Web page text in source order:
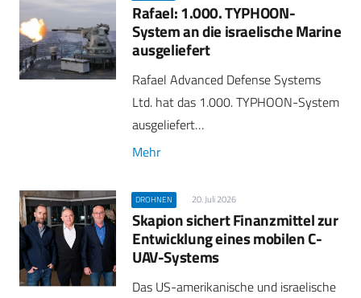
Rafael: 1.000. TYPHOON-
System an die israelische Marine
ausgeliefert
Rafael Advanced Defense Systems
Ltd. hat das 1.000. TYPHOON-System
ausgeliefert…
Mehr
DROHNEN 20. Juli 2026
Skapion sichert Finanzmittel zur
Entwicklung eines mobilen C-
UAV-Systems
Das US-amerikanische und israelische